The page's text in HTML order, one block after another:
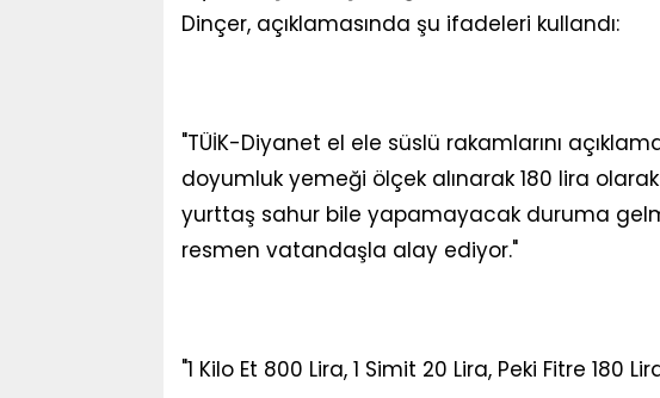
Dinçer, açıklamasında şu ifadeleri kullandı:
"TÜİK-Diyanet el ele süslü rakamlarını
doyumluk yemeği ölçek alınarak 180 lira
yurttaş sahur bile yapamayacak duruma
resmen vatandaşla alay ediyor."
"1 Kilo Et 800 Lira, 1 Simit 20 Lira, Peki Fitre 180